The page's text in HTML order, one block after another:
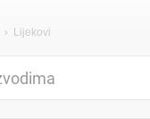
Lijekovi